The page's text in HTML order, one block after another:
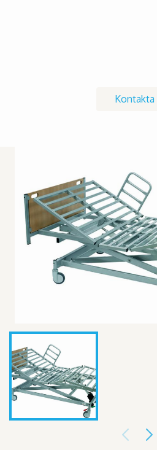
Kontakta